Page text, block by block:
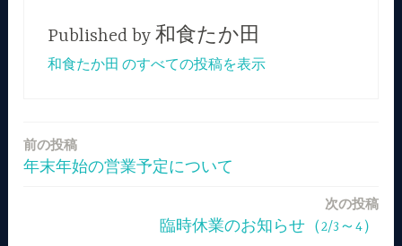
Published by 和食たか田
和食たか田 のすべての投稿を表示
投
稿
前の投稿
年末年始の営業予定について
次の投稿
臨時休業のお知らせ（2/3～4）